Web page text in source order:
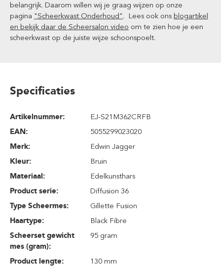
belangrijk. Daarom willen wij je graag wijzen op onze
pagina "Scheerkwast Onderhoud". Lees ook ons blogartikel
en bekijk daar de Scheersalon video om te zien hoe je een
scheerkwast op de juiste wijze schoonspoelt.
Specificaties
Artikelnummer:
EJ-S21M362CRFB
EAN:
5055299023020
Merk:
Edwin Jagger
Kleur:
Bruin
Materiaal:
Edelkunsthars
Product serie:
Diffusion 36
Type Scheermes:
Gillette Fusion
Haartype:
Black Fibre
Scheerset gewicht
mes (gram):
95 gram
Product lengte: 130 mm